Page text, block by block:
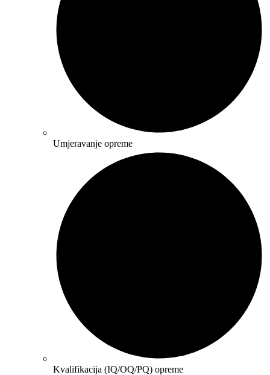
Umjeravanje opreme
Kvalifikacija (IQ/OQ/PQ) opreme